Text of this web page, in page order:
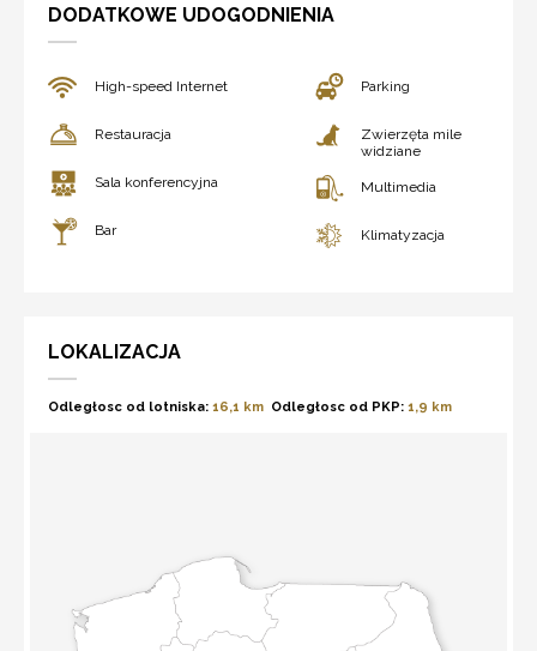
DODATKOWE UDOGODNIENIA
High-speed Internet Parking
Restauracja
Zwierzęta mile
widziane
Sala konferencyjna
Multimedia
Bar Klimatyzacja
LOKALIZACJA
Odległosc od lotniska: 16,1 km Odległosc od PKP: 1,9 km